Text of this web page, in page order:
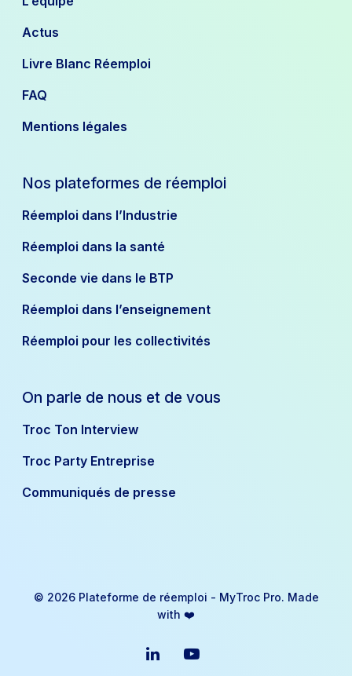
Actus
Livre Blanc Réemploi
FAQ
Mentions légales
Nos plateformes de réemploi
Réemploi dans l’Industrie
Réemploi dans la santé
Seconde vie dans le BTP
Réemploi dans l’enseignement
Réemploi pour les collectivités
On parle de nous et de vous
Troc Ton Interview
Troc Party Entreprise
Communiqués de presse
© 2026 Plateforme de réemploi - MyTroc Pro. Made
with ❤️
linkedinyoutube